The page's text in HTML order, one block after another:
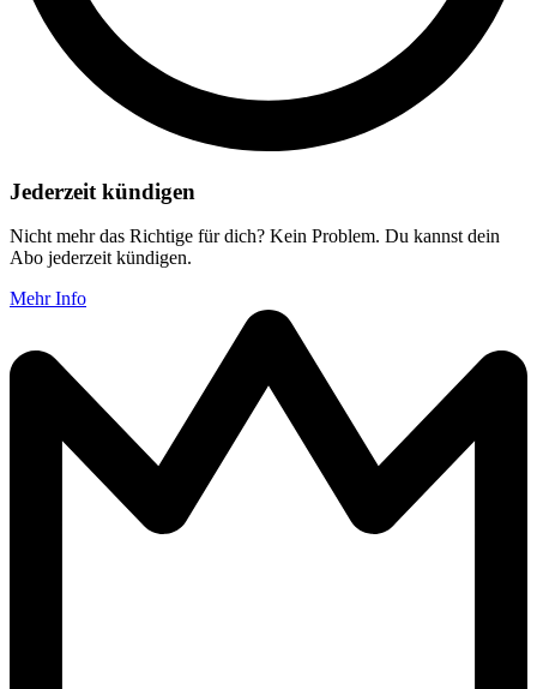
Jederzeit kündigen
Nicht mehr das Richtige für dich? Kein Problem. Du kannst dein
Abo jederzeit kündigen.
Mehr Info